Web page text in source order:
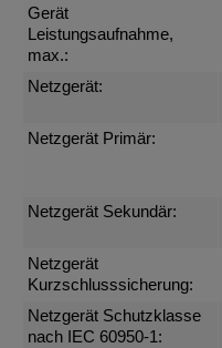
Gerät
Leistungsaufnahme,
max.:
Netzgerät:
Netzgerät Primär:
Netzgerät Sekundär:
Netzgerät
Kurzschlusssicherung:
Netzgerät Schutzklasse
nach IEC 60950-1: